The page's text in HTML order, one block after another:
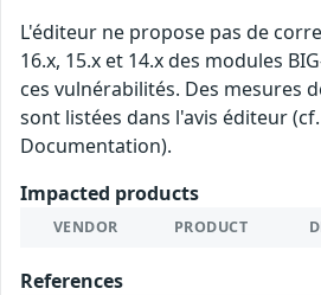
L'éditeur ne propose pas de
16.x, 15.x et 14.x des modules
ces vulnérabilités. Des mesures
sont listées dans l'avis éditeur
Documentation).
Impacted products
VENDOR PRODUCT
References